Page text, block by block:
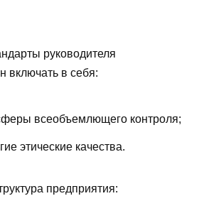
руководителя
включать в себя:
всеобъемлющего контроля;
этические качества.
предприятия: